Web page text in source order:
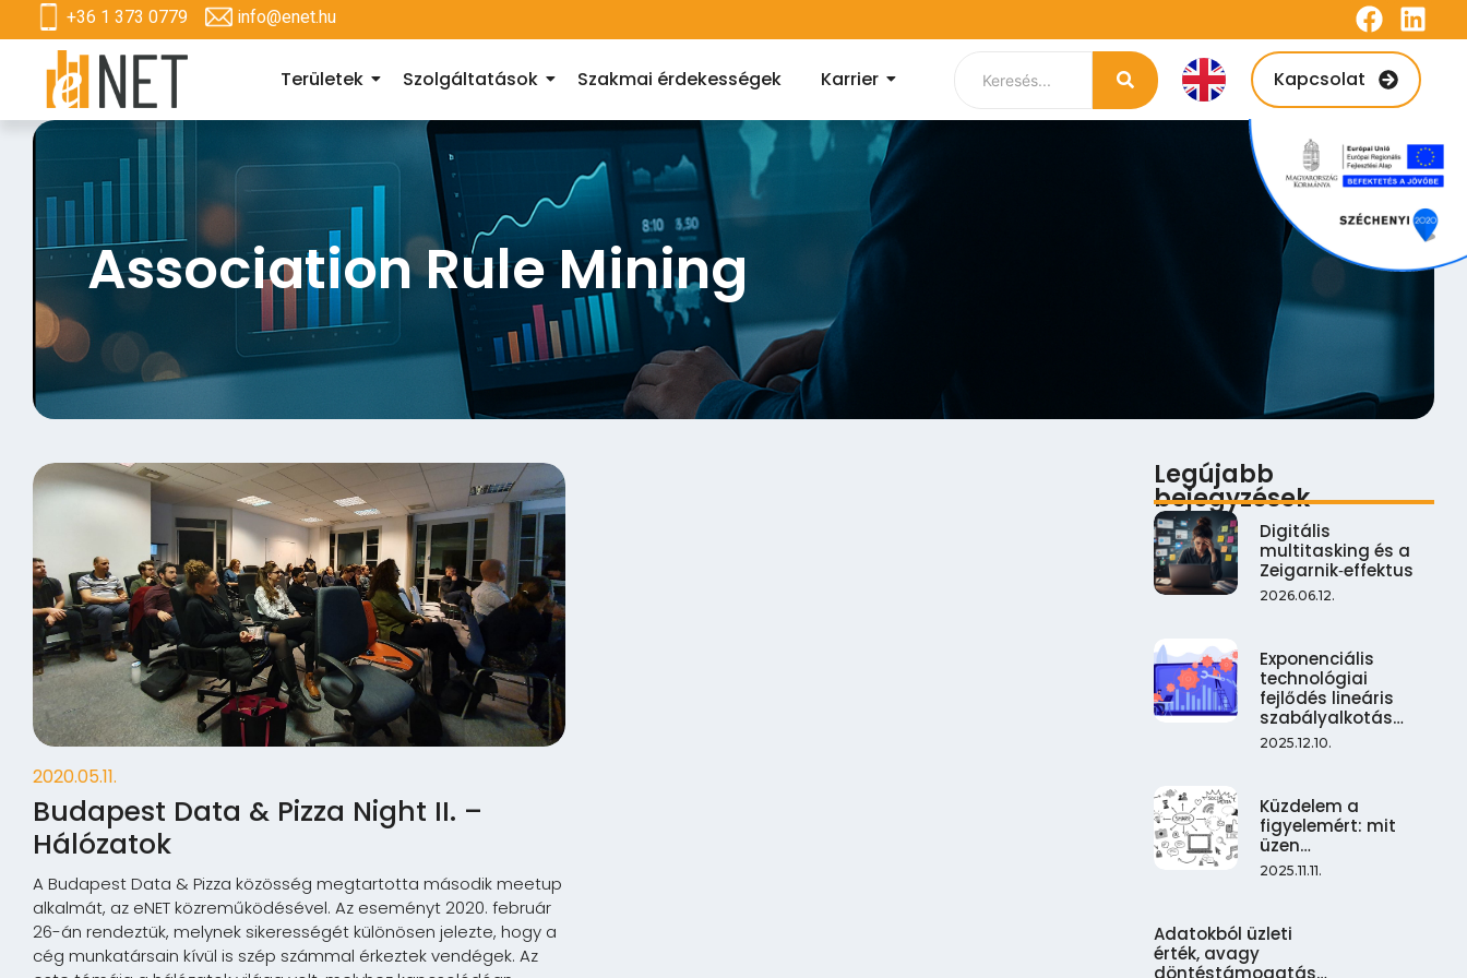
+36 1 373 0779 info@enet.hu
Területek Szolgáltatások Szakmai érdekességek Karrier Kapcsolat
Association Rule Mining
2020.05.11.
Budapest Data & Pizza Night II. –
Hálózatok
A Budapest Data & Pizza közösség megtartotta második meetup
alkalmát, az eNET közreműködésével. Az eseményt 2020. február
26-án rendeztük, melynek sikerességét különösen jelezte, hogy a
cég munkatársain kívül is szép számmal érkeztek vendégek. Az
Legújabb
bejegyzések
Digitális
multitasking és a
Zeigarnik‑effektus
2026.06.12.
Exponenciális
technológiai
fejlődés lineáris
szabályalkotás…
2025.12.10.
Küzdelem a
figyelemért: mit
üzen…
2025.11.11.
Adatokból üzleti
érték, avagy
döntéstámogatás…